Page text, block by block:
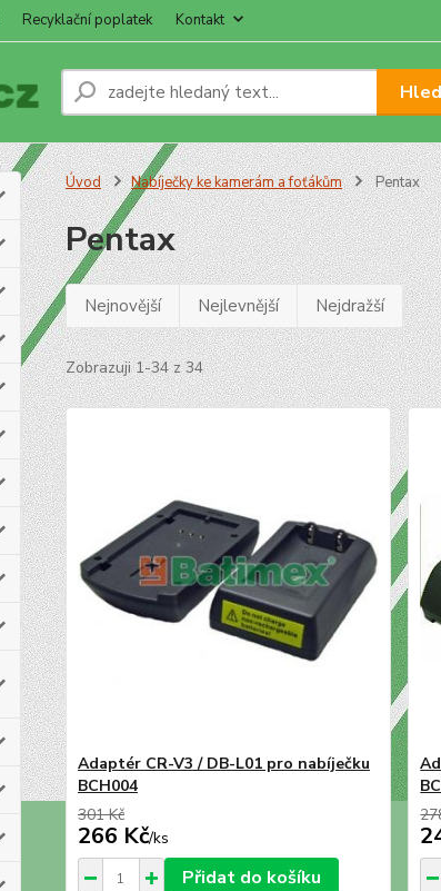
Recyklační poplatek Kontakt
Úvod Nabíječky ke kamerám a foťákům Pentax
Pentax
Nejnovější Nejlevnější Nejdražší
Zobrazuji 1-34 z 34
Adaptér CR-V3 / DB-L01 pro nabíječku
BCH004
301 Kč
266 Kč/ks
Přidat do košíku